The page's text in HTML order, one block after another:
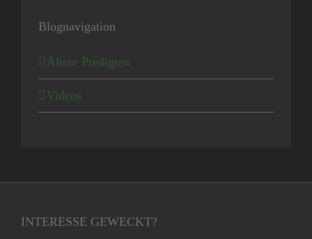
Blognavigation
Ältere Predigten
Videos
INTERESSE GEWECKT?